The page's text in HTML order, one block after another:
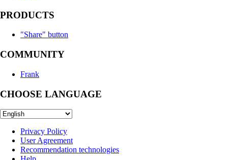
PRODUCTS
"Share" button
COMMUNITY
Frank
CHOOSE LANGUAGE
Privacy Policy
User Agreement
Recommendation technologies